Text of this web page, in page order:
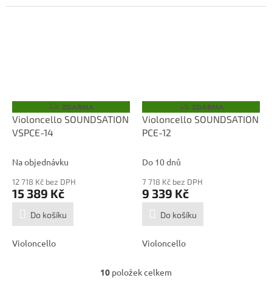
Z
D
A
ZDARMA
Violoncello SOUNDSATION
VSPCE-14
Na objednávku
12 718 Kč bez DPH
15 389 Kč
Do košíku
Violoncello
Z
D
A
ZDARMA
Violoncello SOUNDSATION
PCE-12
Do 10 dnů
7 718 Kč bez DPH
9 339 Kč
Do košíku
Violoncello
O
10 položek celkem